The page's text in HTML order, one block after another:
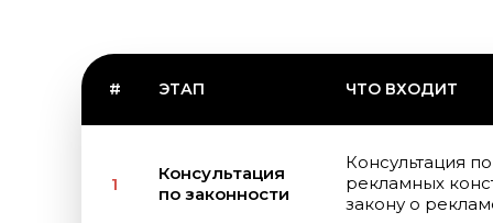
# ЭТАП ЧТО ВХОДИТ
1
Консультация
по законности
Консультация
рекламных
закону о